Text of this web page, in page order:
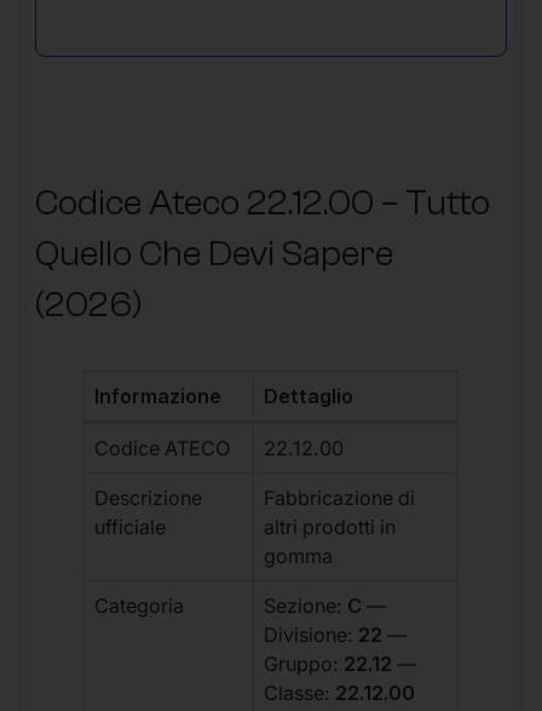
Codice Ateco 22.12.00 – Tutto
Quello Che Devi Sapere
(2026)
Informazione Dettaglio
Codice ATECO 22.12.00
Descrizione
ufficiale
Fabbricazione di
altri prodotti in
gomma
Categoria Sezione: C —
Divisione: 22 —
Gruppo: 22.12 —
Classe: 22.12.00